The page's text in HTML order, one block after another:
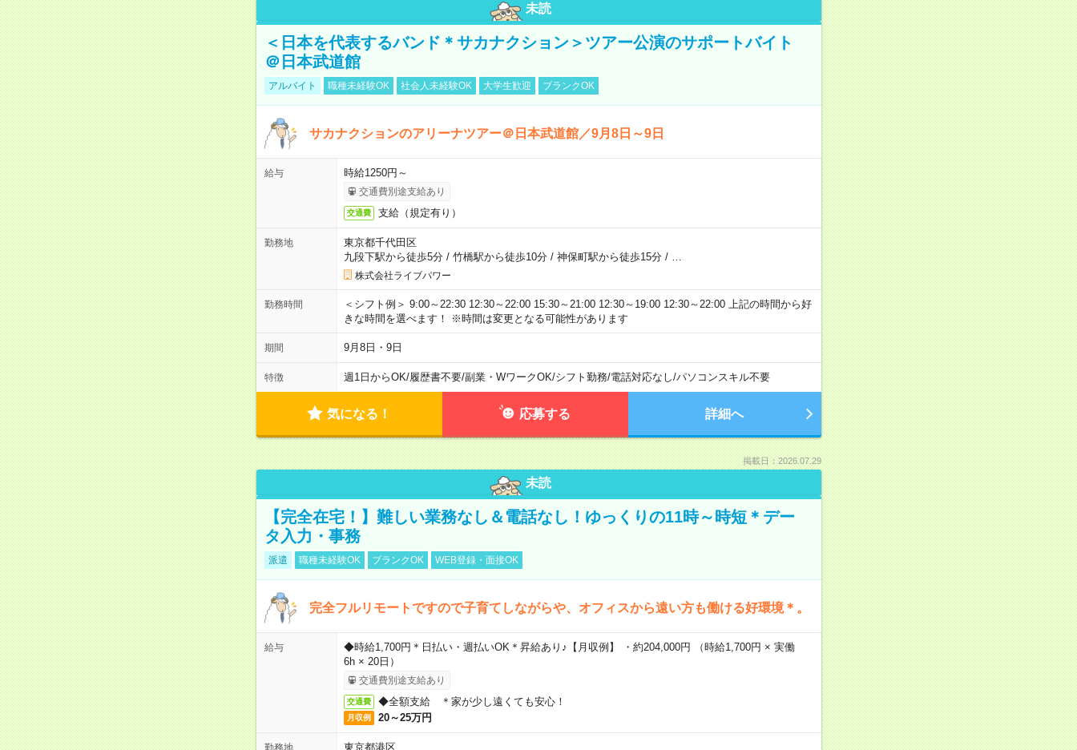
未読
＜日本を代表するバンド＊サカナクション＞ツアー公演のサポートバイト
＠日本武道館
アルバイト 職種未経験OK 社会人未経験OK 大学生歓迎 ブランクOK
サカナクションのアリーナツアー＠日本武道館／9月8日～9日
給与 時給1250円～
交通費別途支給あり
交通費 支給（規定有り）
勤務地
東京都千代田区
九段下駅から徒歩5分/ 竹橋駅から徒歩10分/ 神保町駅から徒歩15分/
株式会社ライブパワー
勤務時間
＜シフト例＞ 9:00～22:30 12:30～22:00 15:30～21:00 12:30～19:00 12:30～22:00 上記の時間から好
きな時間を選べます！ ※時間は変更となる可能性があります
期間 9月8日・9日
特徴 週1日からOK/履歴書不要/副業・WワークOK/シフト勤務/電話対応なし/パソコンスキル不要
気になる！ 応募する 詳細へ
掲載日：2026.07.29
未読
【完全在宅！】難しい業務なし＆電話なし！ゆっくりの11時～時短＊デー
タ入力・事務
派遣 職種未経験OK ブランクOK WEB登録・面接OK
完全フルリモートですので子育てしながらや、オフィスから遠い方も働ける好環境＊。
給与
◆時給1,700円＊日払い・週払いOK＊昇給あり♪【月収例】 ・約204,000円 （時給1,700円 × 実働
6h × 20日）
交通費別途支給あり
交通費 ◆全額支給 ＊家が少し遠くても安心！
月収例 20～25万円
勤務地 東京都港区